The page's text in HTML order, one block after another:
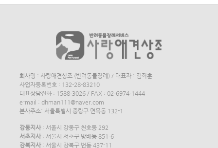
회사명 : 사랑애견상조 (반려동물장례) / 대표자 : 김좌훈
사업자등록번호 : 132-28-83210
대표상담전화 : 1588-3026 / FAX : 02-6974-1444
e-mail : dhman111@naver.com
본사주소: 서울특별시 중랑구 면목동 132-1
강동지사: 서울시 강동구 천호동 292
서초지사: 서울시 서초구 방배동 851-6
강북지사: 서울시 강북구 번동 437-11